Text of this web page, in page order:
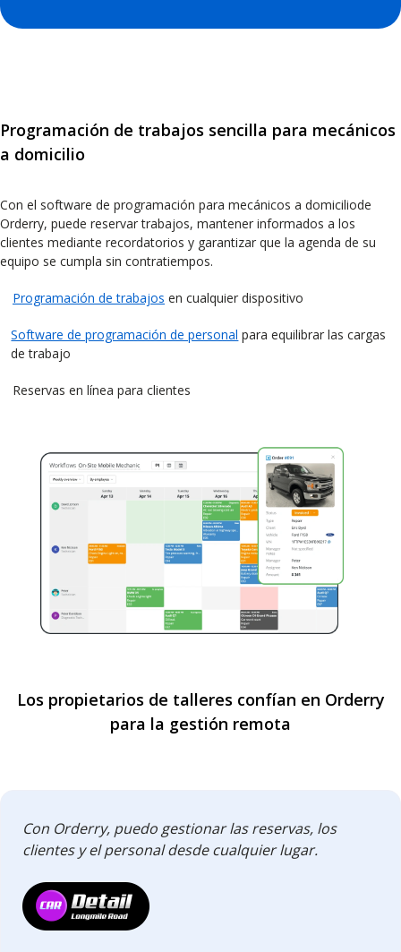
Programación de trabajos sencilla para mecánicos
a domicilio
Con el software de programación para mecánicos a domiciliode
Orderry, puede reservar trabajos, mantener informados a los
clientes mediante recordatorios y garantizar que la agenda de su
equipo se cumpla sin contratiempos.
Programación de trabajos en cualquier dispositivo
Software de programación de personal para equilibrar las cargas
de trabajo
Reservas en línea para clientes
Los propietarios de talleres confían en Orderry
para la gestión remota
Con Orderry, puedo gestionar las reservas, los
clientes y el personal desde cualquier lugar.